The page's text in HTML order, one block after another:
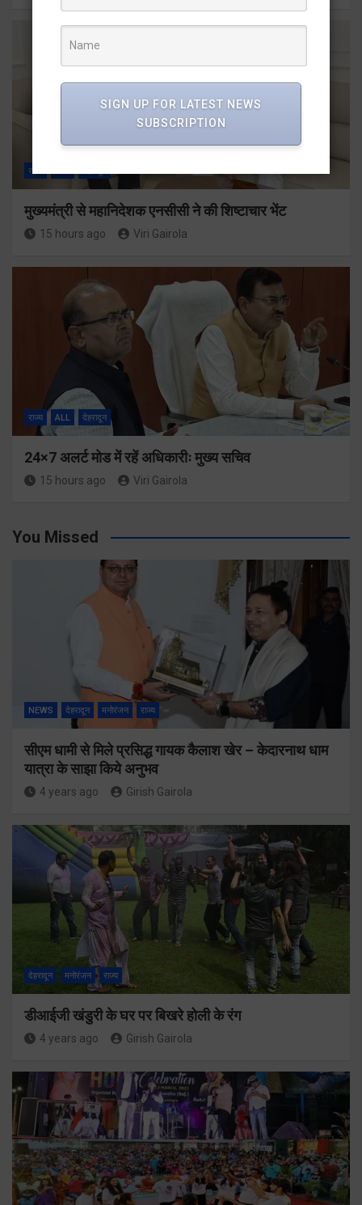
राज्य
मुख्यमंत्री से महानिदेशक एनसीसी ने की शिष्टाचार भेंट
15 hours ago Viri Gairola
राज्य ALL देहरादून
24×7 अलर्ट मोड में रहें अधिकारीः मुख्य सचिव
15 hours ago Viri Gairola
You Missed
NEWS देहरादून मनोरंजन राज्य
सीएम धामी से मिले प्रसिद्ध गायक कैलाश खेर – केदारनाथ धाम
यात्रा के साझा किये अनुभव
4 years ago Girish Gairola
देहरादून मनोरंजन राज्य
डीआईजी खंडुरी के घर पर बिखरे होली के रंग
4 years ago Girish Gairola
SIGN UP FOR LATEST NEWS
SUBSCRIPTION